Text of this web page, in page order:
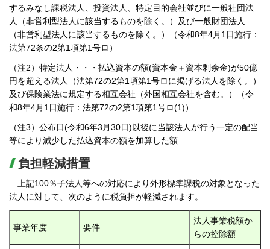
するみなし課税法人、投資法人、特定目的会社並びに一般社団法
人（非営利型法人に該当するものを除く。）及び一般財団法人
（非営利型法人に該当するものを除く。）（令和8年4月1日施行：
法第72条の2第1項第1号ロ）
（注2）特定法人・・・払込資本の額(資本金＋資本剰余金)が50億
円を超える法人（法第72の2第1項第1号ロに掲げる法人を除く。）
及び保険業法に規定する相互会社（外国相互会社を含む。）（令
和8年4月1日施行：法第72の2第1項第1号ロ(1)）
（注3）公布日(令和6年3月30日)以後に当該法人が行う一定の配当
等により減少した払込資本の額を加算した額
負担軽減措置
上記100％子法人等への対応により外形標準課税の対象となった
法人に対して、次のように税負担が軽減されます。
事業年度 要件
法人事業税額か
らの控除額